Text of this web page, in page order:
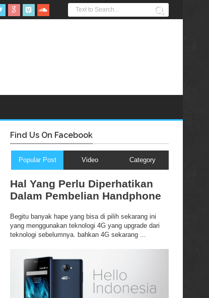
Find Us On Facebook
Popular Post Video Category
Hal Yang Perlu Diperhatikan
Dalam Pembelian Handphone
Begitu banyak hape yang bisa di pilih sekarang ini
yang menggunakan teknologi 4G yang upgrade dari
teknologi sebelumnya. bahkan 4G sekarang ...